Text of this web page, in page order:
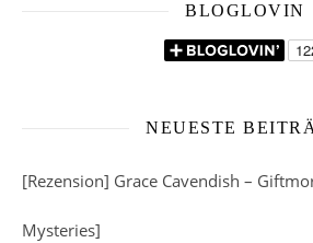
BLOGLOVIN
NEUESTE
[Rezension] Grace Cavendish –
Mysteries]